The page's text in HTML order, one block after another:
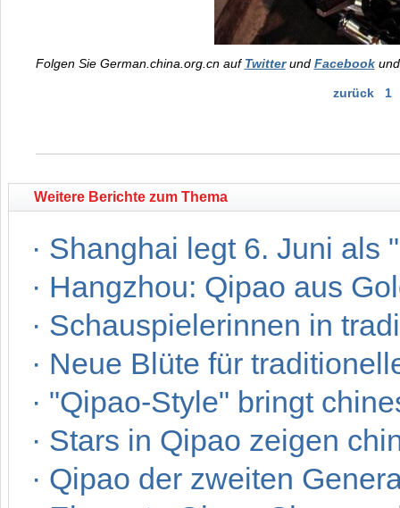
Folgen Sie German.china.org.cn auf Twitterund Facebookund
zurück 1
Weitere Berichte zum Thema
· Shanghai legt 6. Juni als
· Hangzhou: Qipao aus
· Schauspielerinnen in
· Neue Blüte für
· "Qipao-Style" bringt
· Stars in Qipao zeigen
· Qipao der zweiten